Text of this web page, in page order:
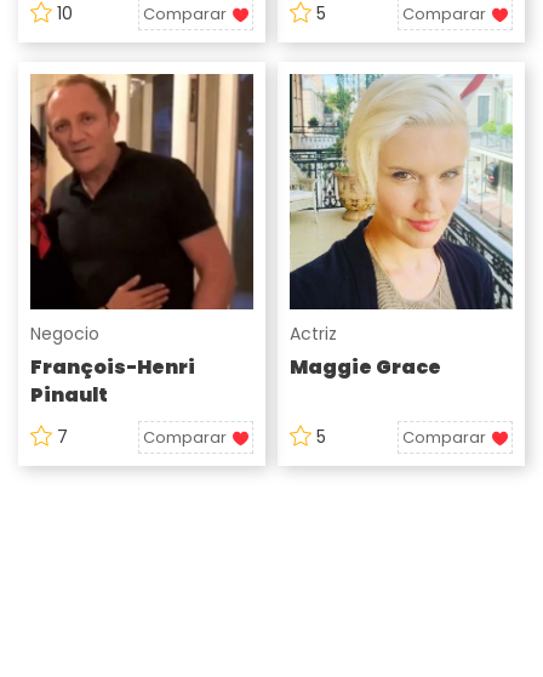
10 Comparar 5 Comparar
Negocio
François-Henri
Pinault
7 Comparar
Actriz
Maggie Grace
5 Comparar